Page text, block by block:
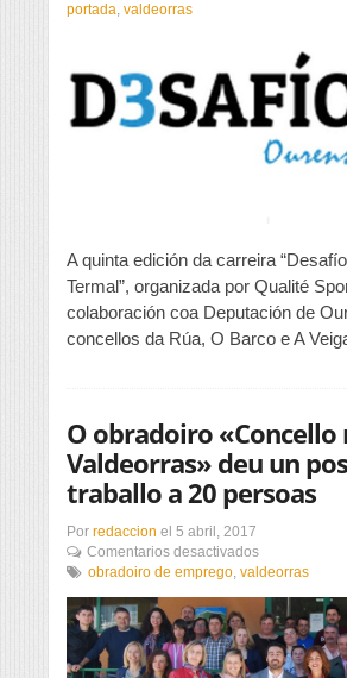
Ourense
Termal”
trasládase
a
Valdeorras
portada, valdeorras
A quinta edición da carreira
Termal”, organizada por Qualité
colaboración coa Deputación de
concellos da Rúa, O Barco e A
O obradoiro «Concello
Valdeorras» deu un
traballo a 20 persoas
Por redaccion el 5 abril, 2017
Comentarios desactivadosen
O
«Concello
rurais
de
Valdeorras»
obradoiro de emprego, valdeorras